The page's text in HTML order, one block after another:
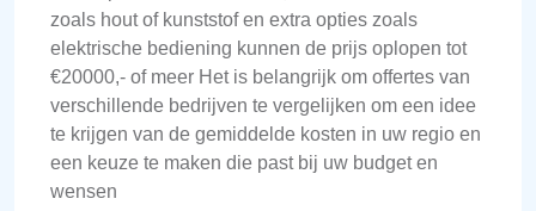
zoals hout of kunststof en extra opties zoals
elektrische bediening kunnen de prijs oplopen tot
€20000,- of meer Het is belangrijk om offertes van
verschillende bedrijven te vergelijken om een idee
te krijgen van de gemiddelde kosten in uw regio en
een keuze te maken die past bij uw budget en
wensen